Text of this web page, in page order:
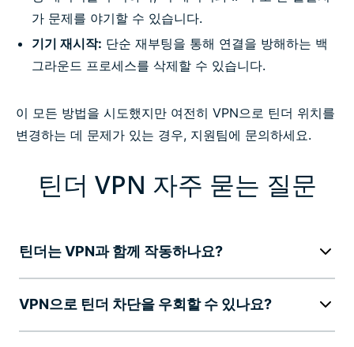
가 문제를 야기할 수 있습니다.
기기 재시작: 단순 재부팅을 통해 연결을 방해하는 백
그라운드 프로세스를 삭제할 수 있습니다.
이 모든 방법을 시도했지만 여전히 VPN으로 틴더 위치를
변경하는 데 문제가 있는 경우, 지원팀에 문의하세요.
틴더 VPN 자주 묻는 질문
틴더는 VPN과 함께 작동하나요?
VPN으로 틴더 차단을 우회할 수 있나요?